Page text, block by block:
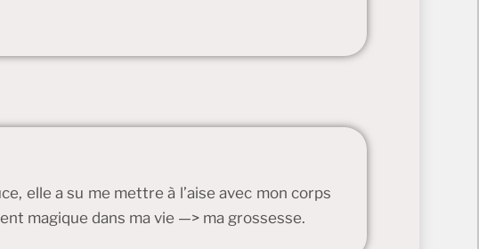
elle a su me mettre à l’aise avec mon corps
magique dans ma vie —> ma grossesse.